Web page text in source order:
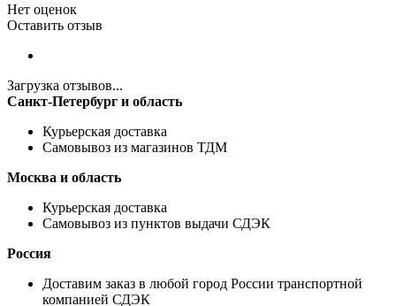
Нет оценок
Оставить отзыв
Загрузка отзывов...
Санкт-Петербург и область
Курьерская доставка
Самовывоз из магазинов ТДМ
Москва и область
Курьерская доставка
Самовывоз из пунктов выдачи СДЭК
Россия
Доставим заказ в любой город России транспортной
компанией СДЭК